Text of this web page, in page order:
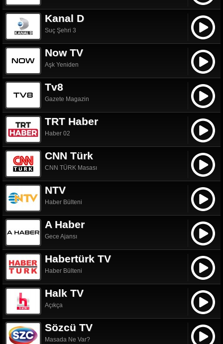
Kanal D
Suç Şehri 3
Now TV
Aşk Yeniden
Tv8
Gazete Magazin
TRT Haber
Haber 02
CNN Türk
CNN TÜRK Masası
NTV
Haber Bülteni
A Haber
Gece Ajansı
Habertürk TV
Haber Bülteni
Halk TV
Açıkça
Sözcü TV
Masada Ne Var?